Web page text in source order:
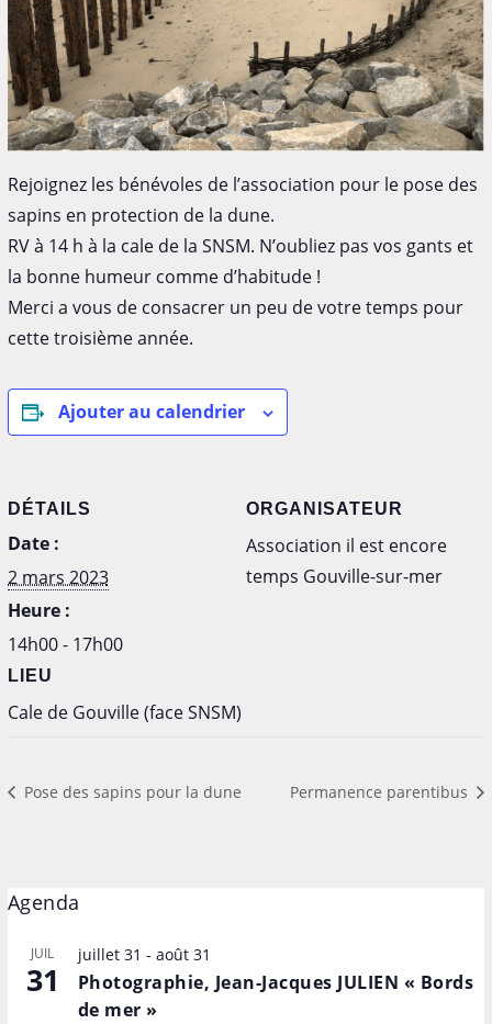
Rejoignez les bénévoles de l’association pour le pose des
sapins en protection de la dune.
RV à 14 h à la cale de la SNSM. N’oubliez pas vos gants et
la bonne humeur comme d’habitude !
Merci a vous de consacrer un peu de votre temps pour
cette troisième année.
Ajouter au calendrier
DÉTAILS
Date :
2 mars 2023
Heure :
14h00 - 17h00
LIEU
Cale de Gouville (face SNSM)
ORGANISATEUR
Association il est encore
temps Gouville-sur-mer
Pose des sapins pour la dune Permanence parentibus
Agenda
JUIL
31
juillet 31 - août 31
Photographie, Jean-Jacques JULIEN « Bords
de mer »